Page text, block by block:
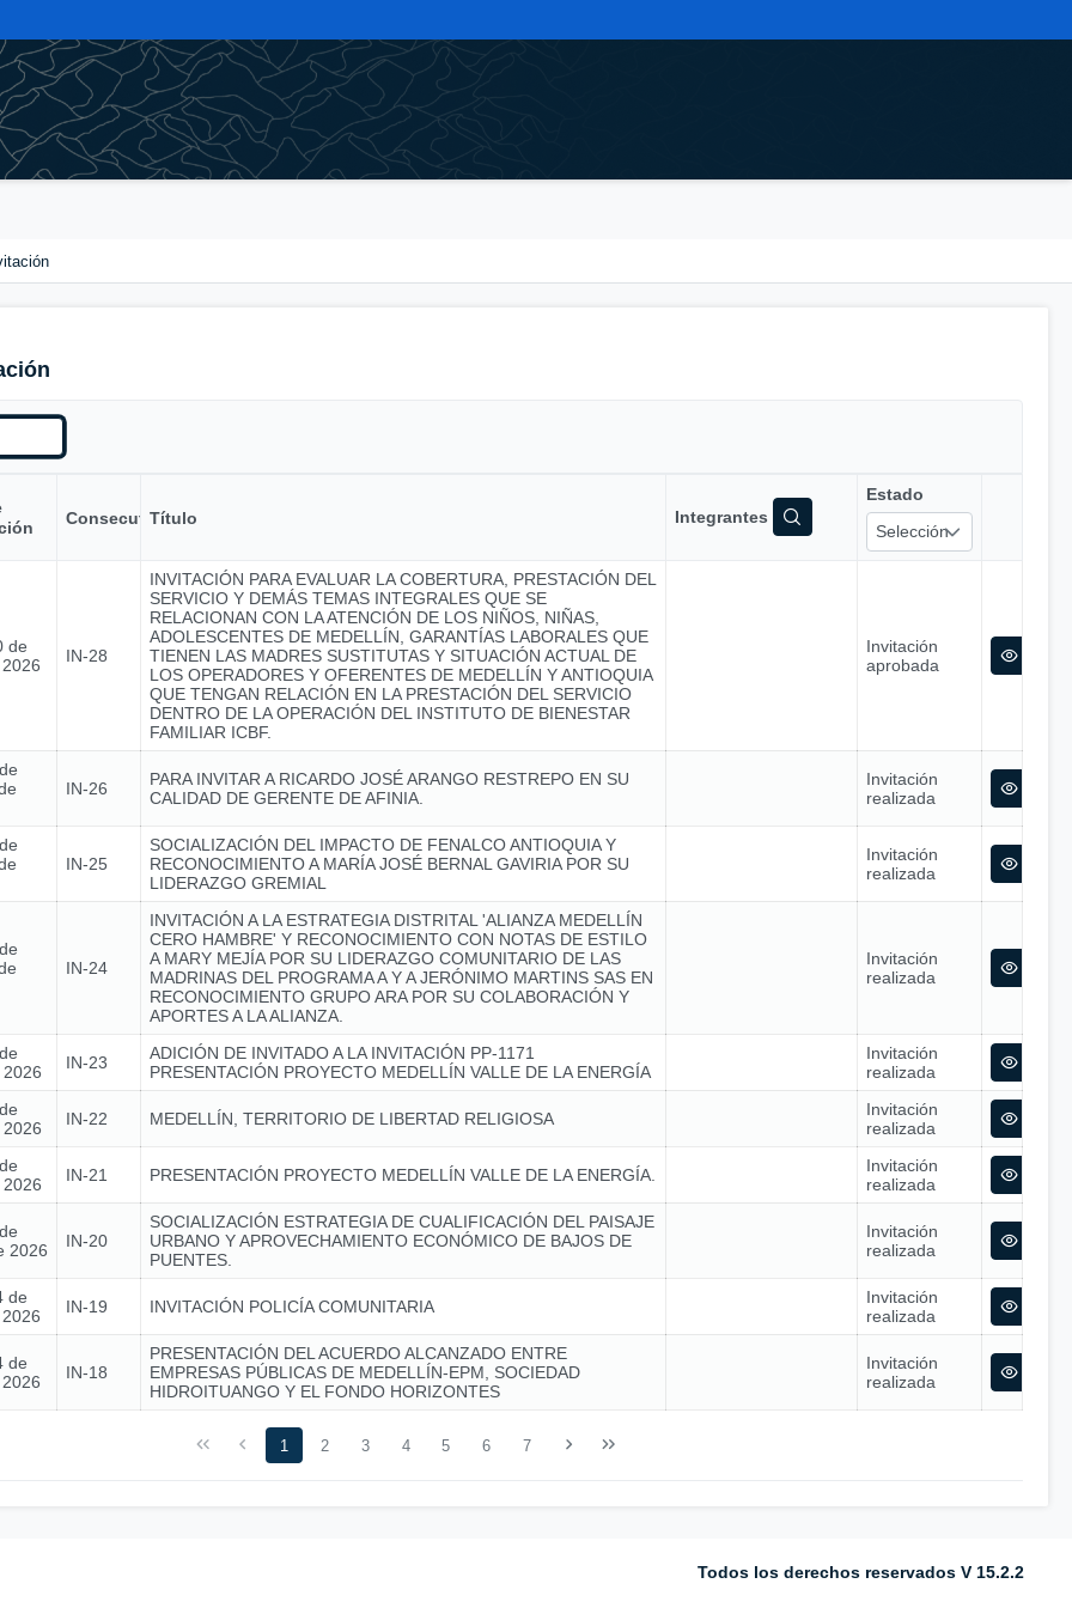
ConsecutivoTítulo Integrantes
Estado
Selección
de
IN-28
INVITACIÓN PARA EVALUAR LA COBERTURA, PRESTACIÓN DEL
SERVICIO Y DEMÁS TEMAS INTEGRALES QUE SE
RELACIONAN CON LA ATENCIÓN DE LOS NIÑOS, NIÑAS,
ADOLESCENTES DE MEDELLÍN, GARANTÍAS LABORALES QUE
TIENEN LAS MADRES SUSTITUTAS Y SITUACIÓN ACTUAL DE
LOS OPERADORES Y OFERENTES DE MEDELLÍN Y ANTIOQUIA
QUE TENGAN RELACIÓN EN LA PRESTACIÓN DEL SERVICIO
DENTRO DE LA OPERACIÓN DEL INSTITUTO DE BIENESTAR
FAMILIAR ICBF.
Invitación
aprobada
IN-26
PARA INVITAR A RICARDO JOSÉ ARANGO RESTREPO EN SU
CALIDAD DE GERENTE DE AFINIA.
Invitación
realizada
IN-25
SOCIALIZACIÓN DEL IMPACTO DE FENALCO ANTIOQUIA Y
RECONOCIMIENTO A MARÍA JOSÉ BERNAL GAVIRIA POR SU
LIDERAZGO GREMIAL
Invitación
realizada
IN-24
INVITACIÓN A LA ESTRATEGIA DISTRITAL 'ALIANZA MEDELLÍN
CERO HAMBRE' Y RECONOCIMIENTO CON NOTAS DE ESTILO
A MARY MEJÍA POR SU LIDERAZGO COMUNITARIO DE LAS
MADRINAS DEL PROGRAMA A Y A JERÓNIMO MARTINS SAS EN
RECONOCIMIENTO GRUPO ARA POR SU COLABORACIÓN Y
APORTES A LA ALIANZA.
Invitación
realizada
IN-23
ADICIÓN DE INVITADO A LA INVITACIÓN PP-1171
PRESENTACIÓN PROYECTO MEDELLÍN VALLE DE LA ENERGÍA
Invitación
realizada
IN-22 MEDELLÍN, TERRITORIO DE LIBERTAD RELIGIOSA
Invitación
realizada
IN-21 PRESENTACIÓN PROYECTO MEDELLÍN VALLE DE LA ENERGÍA.
Invitación
realizada
2026
IN-20
SOCIALIZACIÓN ESTRATEGIA DE CUALIFICACIÓN DEL PAISAJE
URBANO Y APROVECHAMIENTO ECONÓMICO DE BAJOS DE
PUENTES.
Invitación
realizada
de
IN-19 INVITACIÓN POLICÍA COMUNITARIA
Invitación
realizada
de
IN-18
PRESENTACIÓN DEL ACUERDO ALCANZADO ENTRE
EMPRESAS PÚBLICAS DE MEDELLÍN-EPM, SOCIEDAD
HIDROITUANGO Y EL FONDO HORIZONTES
Invitación
realizada
1 2 3 4 5 6 7
Todos los derechos reservados V 15.2.2